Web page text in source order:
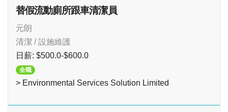
替假流動廁所跟車清潔員
元朗
清潔 / 設施維護
日薪: $500.0-$600.0
全職
> Environmental Services Solution Limited